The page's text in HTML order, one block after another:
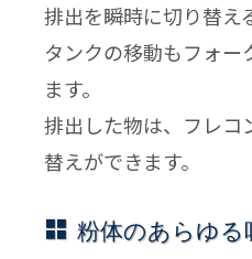
排出を瞬時に切り替え
タンクの移動もフォー
ます。
排出した物は、フレコ
替えができます。
粉体のあらゆる